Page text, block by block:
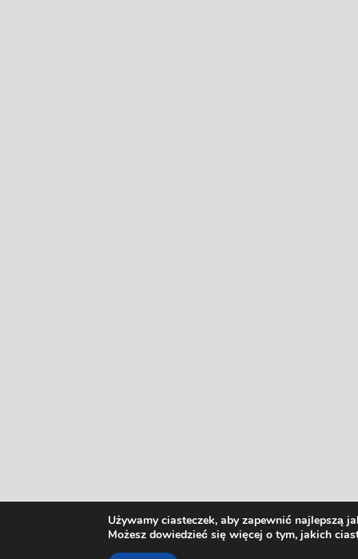
Używamy ciasteczek, aby zapewnić najlepszą
Możesz dowiedzieć się więcej o tym, jakich